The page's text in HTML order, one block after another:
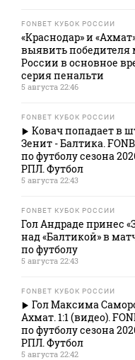
FONBET КУБОК РОССИИ
«Краснодар» и
выявить победителя
России в основное
серия пенальти
5 августа 22:46
FONBET КУБОК РОССИИ
Ковач попадает в
Зенит - Балтика.
по футболу сезона
РПЛ. Футбол
5 августа 22:43
FONBET КУБОК РОССИИ
Гол Андраде принес
над «Балтикой» в
по футболу
5 августа 22:43
FONBET КУБОК РОССИИ
Гол Максима
Ахмат. 1:1 (видео).
по футболу сезона
РПЛ. Футбол
5 августа 22:42